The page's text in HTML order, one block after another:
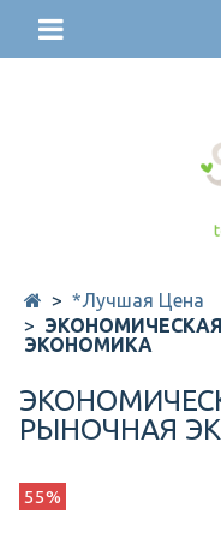
*Лучшая Цена
ЭКОНОМИКА
РЫНОЧНАЯ
55%